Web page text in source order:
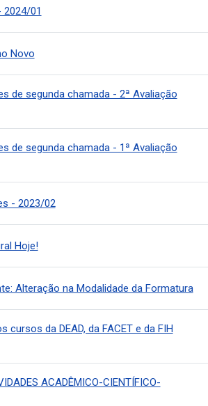
2024/01
Novo
de segunda chamada - 2ª Avaliação
de segunda chamada - 1ª Avaliação
- 2023/02
Hoje!
Alteração na Modalidade da Formatura
cursos da DEAD, da FACET e da FIH
ACADÊMICO-CIENTÍFICO-